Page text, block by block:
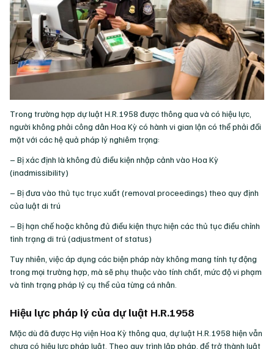
Trong trường hợp dự luật H.R.1958 được thông qua và có hiệu lực,
người không phải công dân Hoa Kỳ có hành vi gian lận có thể phải đối
mặt với các hệ quả pháp lý nghiêm trọng:
– Bị xác định là không đủ điều kiện nhập cảnh vào Hoa Kỳ
(inadmissibility)
– Bị đưa vào thủ tục trục xuất (removal proceedings) theo quy định
của luật di trú
– Bị hạn chế hoặc không đủ điều kiện thực hiện các thủ tục điều chỉnh
tình trạng di trú (adjustment of status)
Tuy nhiên, việc áp dụng các biện pháp này không mang tính tự động
trong mọi trường hợp, mà sẽ phụ thuộc vào tính chất, mức độ vi phạm
và tình trạng pháp lý cụ thể của từng cá nhân.
Hiệu lực pháp lý của dự luật H.R.1958
Mặc dù đã được Hạ viện Hoa Kỳ thông qua, dự luật H.R.1958 hiện vẫn
chưa có hiệu lực pháp luật. Theo quy trình lập pháp, để trở thành luật